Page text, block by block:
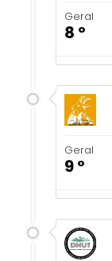
Geral
8 º
Geral
9 º